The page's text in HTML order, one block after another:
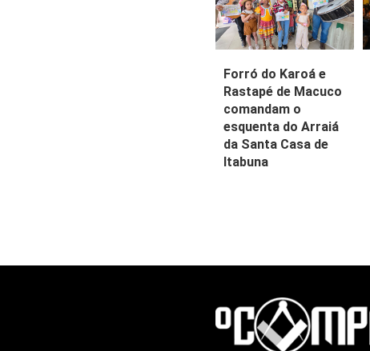
Forró do Karoá e
Rastapé de Macuco
comandam o
esquenta do Arraiá
da Santa Casa de
Itabuna